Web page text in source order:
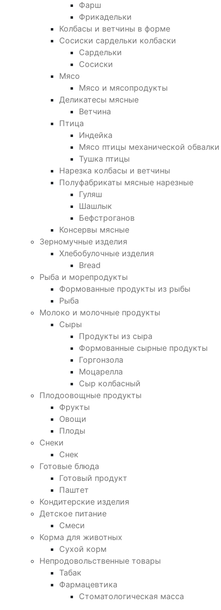
Фарш
Фрикадельки
Колбасы и ветчины в форме
Сосиски сардельки колбаски
Сардельки
Сосиски
Мясо
Мясо и мясопродукты
Деликатесы мясные
Ветчина
Птица
Индейка
Мясо птицы механической обвалки
Тушка птицы
Нарезка колбасы и ветчины
Полуфабрикаты мясные нарезные
Гуляш
Шашлык
Бефстроганов
Консервы мясные
Зерномучные изделия
Хлебобулочные изделия
Bread
Рыба и морепродукты
Формованные продукты из рыбы
Рыба
Молоко и молочные продукты
Сыры
Продукты из сыра
Формованные сырные продукты
Горгонзола
Моцарелла
Сыр колбасный
Плодоовощные продукты
Фрукты
Овощи
Плоды
Снеки
Снек
Готовые блюда
Готовый продукт
Паштет
Кондитерские изделия
Детское питание
Смеси
Корма для животных
Сухой корм
Непродовольственные товары
Табак
Фармацевтика
Стоматологическая масса